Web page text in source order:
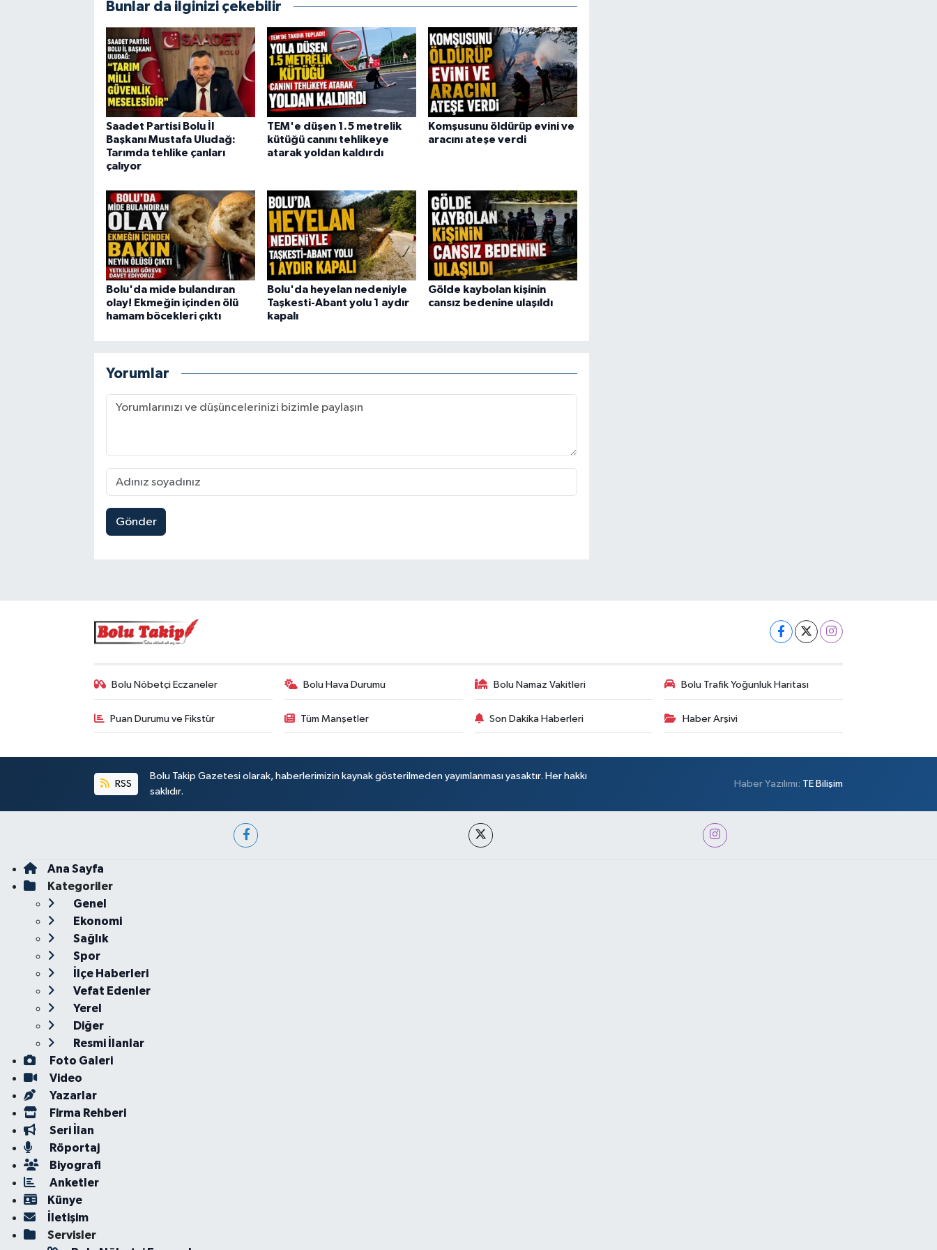
Bunlar da ilginizi çekebilir
Saadet Partisi Bolu İl
Başkanı Mustafa Uludağ:
Tarımda tehlike çanları
çalıyor
TEM'e düşen 1.5 metrelik
kütüğü canını tehlikeye
atarak yoldan kaldırdı
Komşusunu öldürüp evini ve
aracını ateşe verdi
Bolu'da mide bulandıran
olay! Ekmeğin içinden ölü
hamam böcekleri çıktı
Bolu'da heyelan nedeniyle
Taşkesti-Abant yolu 1 aydır
kapalı
Gölde kaybolan kişinin
cansız bedenine ulaşıldı
Yorumlar
Gönder
Bolu Nöbetçi Eczaneler Bolu Hava Durumu Bolu Namaz Vakitleri Bolu Trafik Yoğunluk Haritası
Puan Durumu ve Fikstür Tüm Manşetler Son Dakika Haberleri Haber Arşivi
RSS
Bolu Takip Gazetesi olarak, haberlerimizin kaynak gösterilmeden yayımlanması yasaktır. Her hakkı
saklıdır.
Haber Yazılımı: TE Bilişim
Ana Sayfa
Kategoriler
Genel
Ekonomi
Sağlık
Spor
İlçe Haberleri
Vefat Edenler
Yerel
Diğer
Resmi İlanlar
Foto Galeri
Video
Yazarlar
Firma Rehberi
Seri İlan
Röportaj
Biyografi
Anketler
Künye
İletişim
Servisler